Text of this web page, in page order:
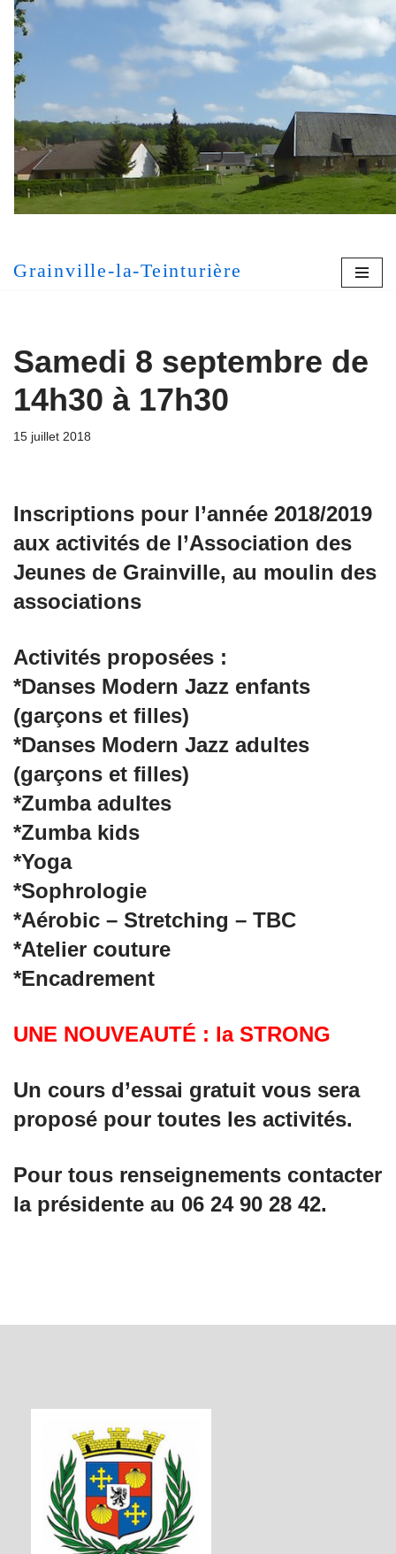
Aller
au
contenu
Grainville-la-Teinturière
Samedi 8 septembre de
14h30 à 17h30
15 juillet 2018
Inscriptions pour l’année 2018/2019
aux activités de l’Association des
Jeunes de Grainville, au moulin des
associations
Activités proposées :
*Danses Modern Jazz enfants
(garçons et filles)
*Danses Modern Jazz adultes
(garçons et filles)
*Zumba adultes
*Zumba kids
*Yoga
*Sophrologie
*Aérobic – Stretching – TBC
*Atelier couture
*Encadrement
UNE NOUVEAUTÉ : la STRONG
Un cours d’essai gratuit vous sera
proposé pour toutes les activités.
Pour tous renseignements contacter
la présidente au 06 24 90 28 42.